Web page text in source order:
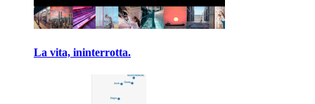
La vita, ininterrotta.